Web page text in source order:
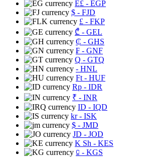
E£ - EGP
$ - FJD
£ - FKP
₾ - GEL
₵ - GHS
₣ - GNF
Q - GTQ
- HNL
Ft - HUF
Rp - IDR
₹ - INR
ID - IQD
kr- ISK
$ - JMD
JD - JOD
K Sh - KES
⃀ - KGS